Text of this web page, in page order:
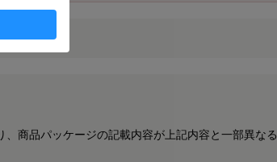
、商品パッケージの記載内容が上記内容と一部異なる